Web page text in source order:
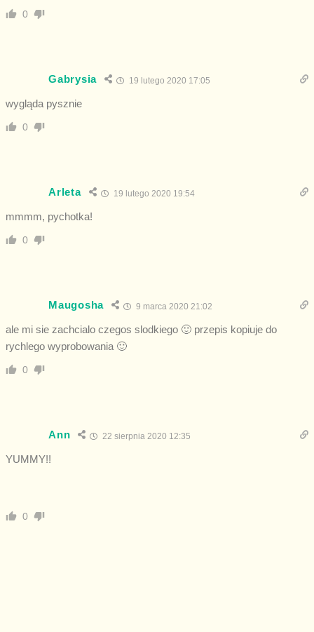
0
Gabrysia 19 lutego 2020 17:05
wygląda pysznie
0
Arleta 19 lutego 2020 19:54
mmmm, pychotka!
0
Maugosha 9 marca 2020 21:02
ale mi sie zachcialo czegos slodkiego 🙂 przepis kopiuje do
rychlego wyprobowania 🙂
0
Ann 22 sierpnia 2020 12:35
YUMMY!!
0